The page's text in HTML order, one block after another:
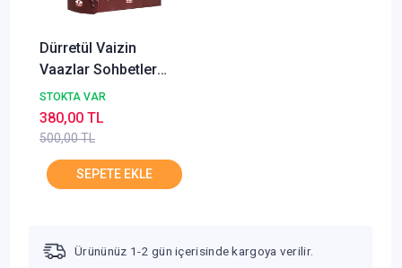
Dürretül Vaizin
Vaazlar Sohbetler
Kıssalar Osman
Hopavi Fatih Yayın
STOKTA VAR
500,00 TL
380,00 TL
Ürününüz 1-2 gün içerisinde kargoya verilir.